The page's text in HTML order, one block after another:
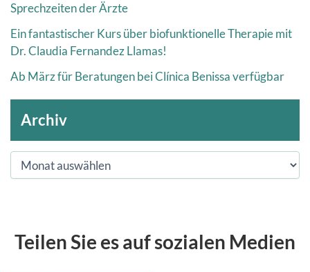
Sprechzeiten der Ärzte
Ein fantastischer Kurs über biofunktionelle Therapie mit
Dr. Claudia Fernandez Llamas!
Ab März für Beratungen bei Clínica Benissa verfügbar
Archiv
Teilen Sie es auf sozialen Medien